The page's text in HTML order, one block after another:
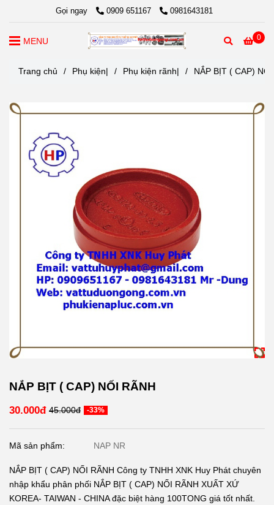
Gọi ngay 0909 651167 0981643181
0
MENU
Trang chủ / Phụ kiện| / Phụ kiện rãnh| / NẮP BỊT ( CAP)
NẮP BỊT ( CAP) NỐI RÃNH
30.000đ 45.000đ -33%
Mã sản phẩm: NAP NR
NẮP BỊT ( CAP) NỐI RÃNH Công ty TNHH XNK Huy Phát chuyên
nhập khẩu phân phối NẮP BỊT ( CAP) NỐI RÃNH XUẤT XỨ
KOREA- TAIWAN - CHINA đặc biệt hàng 100TONG giá tốt nhất.